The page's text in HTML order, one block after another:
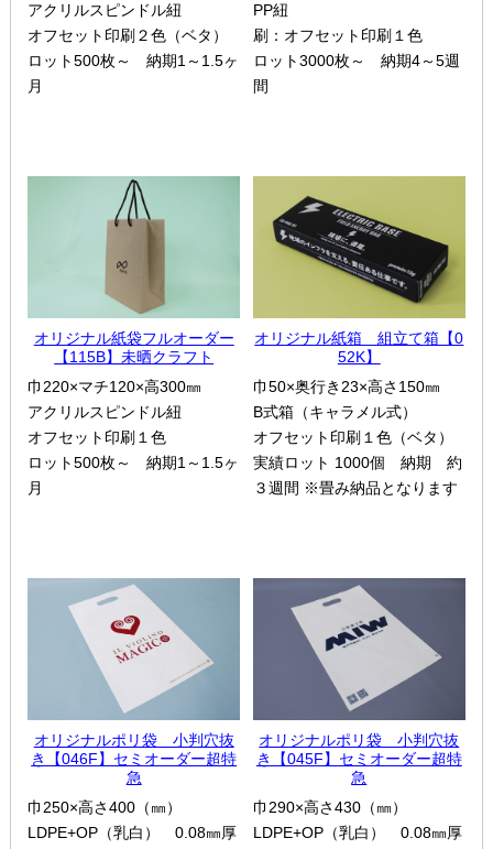
アクリルスピンドル紐
オフセット印刷２色（ベタ）
ロット500枚～ 納期1～1.5ヶ
月
PP紐
刷：オフセット印刷１色
ロット3000枚～ 納期4～5週
間
オリジナル紙袋フルオーダー
【115B】未晒クラフト
巾220×マチ120×高300㎜
アクリルスピンドル紐
オフセット印刷１色
ロット500枚～ 納期1～1.5ヶ
月
オリジナル紙箱 組立て箱【0
52K】
巾50×奥行き23×高さ150㎜
B式箱（キャラメル式）
オフセット印刷１色（ベタ）
実績ロット 1000個 納期 約
３週間 ※畳み納品となります
オリジナルポリ袋 小判穴抜
き【046F】セミオーダー超特
急
巾250×高さ400（㎜）
LDPE+OP（乳白） 0.08㎜厚
オリジナルポリ袋 小判穴抜
き【045F】セミオーダー超特
急
巾290×高さ430（㎜）
LDPE+OP（乳白） 0.08㎜厚